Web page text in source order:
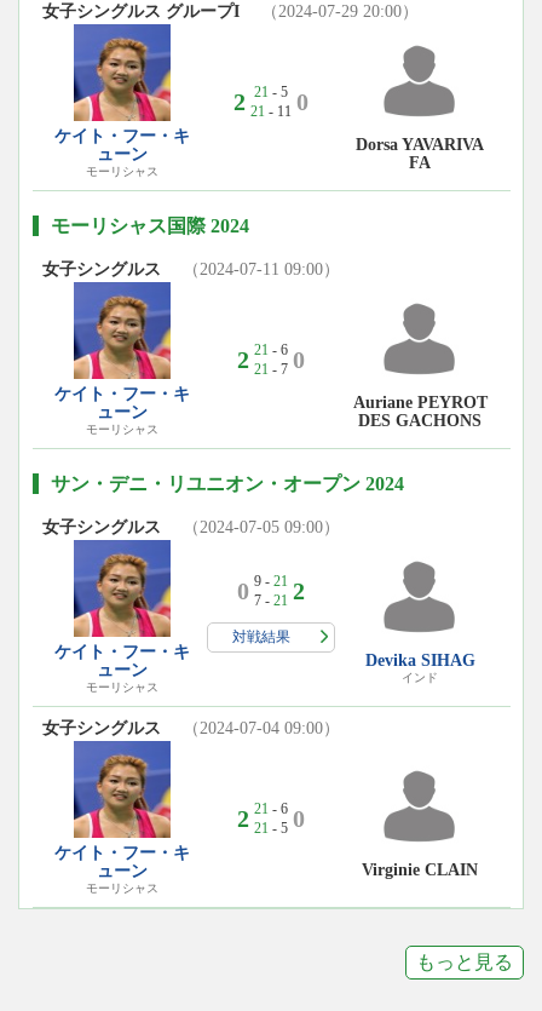
女子シングルス グループI （2024-07-29 20:00）
ケイト・フー・キ
ューン
モーリシャス
2 21 - 5
21 - 11 0
Dorsa YAVARIVA
FA
モーリシャス国際 2024
女子シングルス （2024-07-11 09:00）
ケイト・フー・キ
ューン
モーリシャス
2 21 - 6
21 - 7 0
Auriane PEYROT
DES GACHONS
サン・デニ・リユニオン・オープン 2024
女子シングルス （2024-07-05 09:00）
ケイト・フー・キ
ューン
モーリシャス
0 9 - 21
7 - 21 2
対戦結果
Devika SIHAG
インド
女子シングルス （2024-07-04 09:00）
ケイト・フー・キ
ューン
モーリシャス
2 21 - 6
21 - 5 0
Virginie CLAIN
もっと見る